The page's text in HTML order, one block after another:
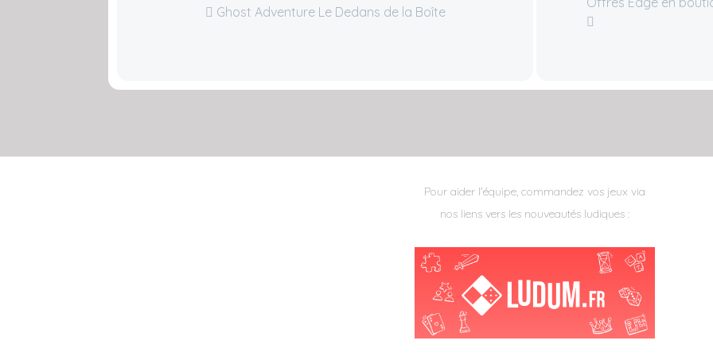
Ghost Adventure Le Dedans de la Boîte
Pour aider l'équipe, commandez vos jeux via
nos liens vers les nouveautés ludiques :